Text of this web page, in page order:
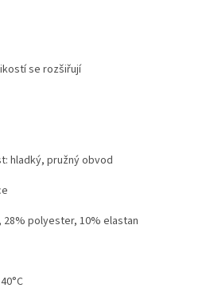
se rozšiřují
hladký, pružný obvod
polyester, 10% elastan